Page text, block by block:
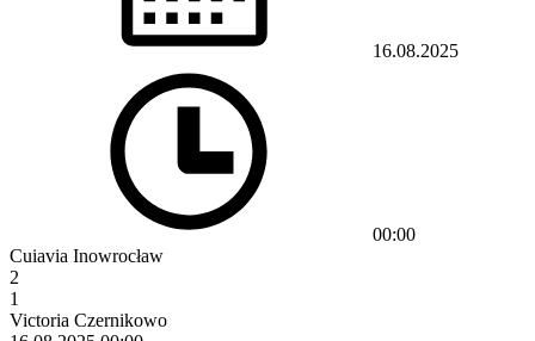
16.08.2025
00:00
Cuiavia Inowrocław
2
1
Victoria Czernikowo